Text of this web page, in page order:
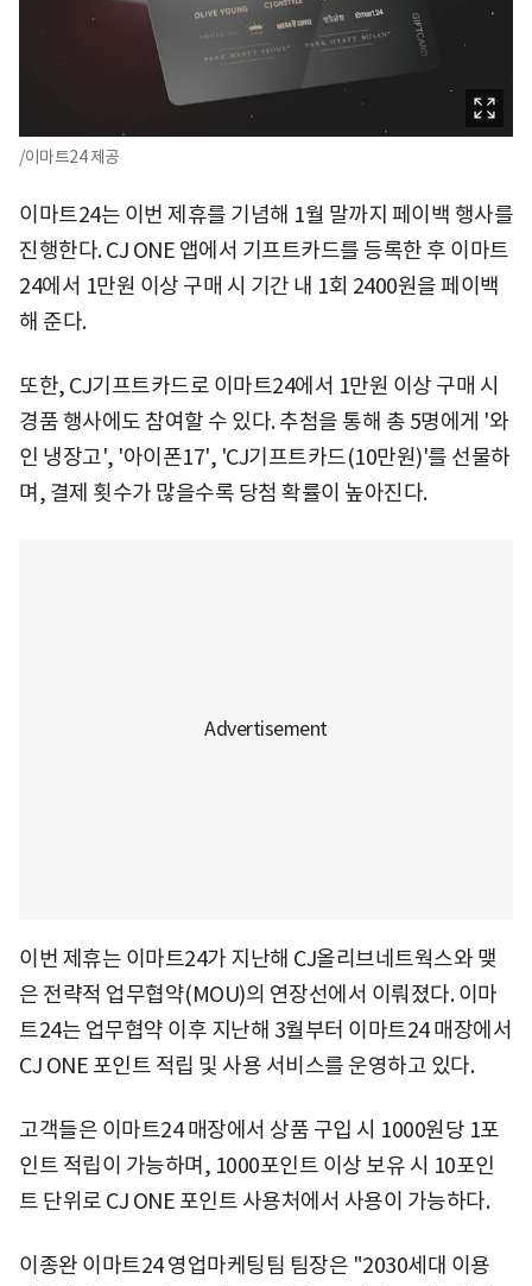
/이마트24 제공
이마트24는 이번 제휴를 기념해 1월 말까지 페이백 행사를
진행한다. CJ ONE 앱에서 기프트카드를 등록한 후 이마트
24에서 1만원 이상 구매 시 기간 내 1회 2400원을 페이백
해 준다.
또한, CJ기프트카드로 이마트24에서 1만원 이상 구매 시
경품 행사에도 참여할 수 있다. 추첨을 통해 총 5명에게 '와
인 냉장고', '아이폰17', 'CJ기프트카드(10만원)'를 선물하
며, 결제 횟수가 많을수록 당첨 확률이 높아진다.
이번 제휴는 이마트24가 지난해 CJ올리브네트웍스와 맺
은 전략적 업무협약(MOU)의 연장선에서 이뤄졌다. 이마
트24는 업무협약 이후 지난해 3월부터 이마트24 매장에서
CJ ONE 포인트 적립 및 사용 서비스를 운영하고 있다.
고객들은 이마트24 매장에서 상품 구입 시 1000원당 1포
인트 적립이 가능하며, 1000포인트 이상 보유 시 10포인
트 단위로 CJ ONE 포인트 사용처에서 사용이 가능하다.
이종완 이마트24 영업마케팅팀 팀장은 "2030세대 이용